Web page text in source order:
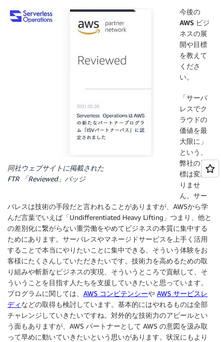
同社ウェブサイトに掲載された
FTR 「Reviewed」バッジ
今後の
AWS ビジ
ネスの展
開や目標
を教えて
くださ
い。
「サーバ
レスでク
ラウドの
価値を最
大限に」
という、
弊社の目
標は変わ
りませ
ん。サー
バレスは技術の手段だと言われることがありますが、AWSから学
んだ言葉でいえば「Undifferentiated Heavy Lifting」つまり、他と
の差別化に繋がらない重労働をやめてビジネスの本質に集中する
ためにあります。サーバレスやマネージドサービスを上手く活用
することで本当にやりたいことに集中できる、そういう体験をお
客様にたくさんしていただきたいです。技術力を高めるための取
り組みや斬新なビジネスの実現、そういうところで貢献して、そ
ういうことを目指す人たちを支援していきたいと思っています。
プログラムに関しては、 AWS コンピテンシーや AWS サービスレ
ディ などの取得も検討しています。基本的にはやれるものは全部
チャレンジしていきたいですね。対外的な技術力のアピールとい
う面もありますが、AWS パートナーとして AWS の意図を汲み取
って早めに動いていきたいという思いがあります。状況にもより